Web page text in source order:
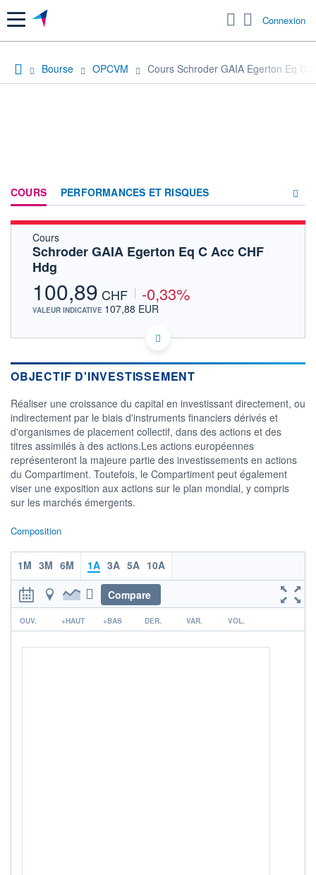
Menu Connexion
Bourse OPCVM Cours Schroder GAIA Egerton Eq C
COURS PERFORMANCES ET RISQUES
FORUM
Cours
Schroder GAIA Egerton Eq C Acc CHF
Hdg
100,89 CHF -0,33%
VALEUR INDICATIVE 107,88 EUR
LU3314881197 - Schroder Investment Management
OPCVM DERNIER COURS CONNU AU 05/08/2026
95
105
CATÉGORIE MORNINGSTAR
Alt - Long/Short Actions -
FONDS PARTENAIRES
TARIFS PRIVILÉGIÉS 0%
ÉLIGIBILITÉ
PEA PEA-PME BOURSOVIE LUX
BOURSOVIE
CTO BUSINESS
Non éligible Boursobank
OBJECTIF D'INVESTISSEMENT
Réaliser une croissance du capital en investissant directement, ou
indirectement par le biais d'instruments financiers dérivés et
d'organismes de placement collectif, dans des actions et des
titres assimilés à des actions.Les actions européennes
représenteront la majeure partie des investissements en actions
du Compartiment. Toutefois, le Compartiment peut également
viser une exposition aux actions sur le plan mondial, y compris
sur les marchés émergents.
Composition
1M 3M 6M 1A 3A 5A 10A
Compare
r
OUV. +HAUT +BAS DER. VAR. VOL.